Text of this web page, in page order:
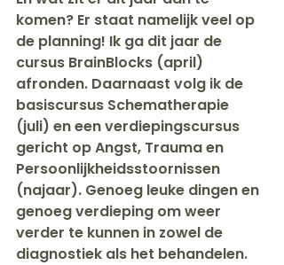
komen? Er staat namelijk veel op
de planning! Ik ga dit jaar de
cursus BrainBlocks (april)
afronden. Daarnaast volg ik de
basiscursus Schematherapie
(juli) en een verdiepingscursus
gericht op Angst, Trauma en
Persoonlijkheidsstoornissen
(najaar). Genoeg leuke dingen en
genoeg verdieping om weer
verder te kunnen in zowel de
diagnostiek als het behandelen.